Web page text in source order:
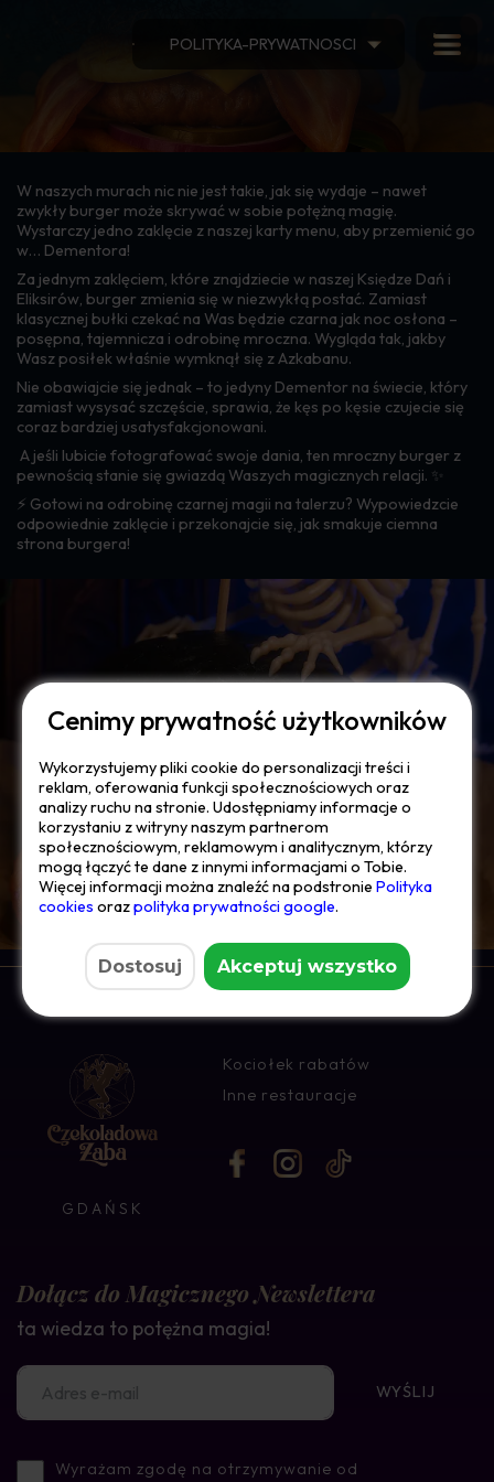
POLITYKA-PRYWATNOSCI
ZMIEŃ BURGERA W DEMENTORA
W naszych murach nic nie jest takie, jak się wydaje – nawet
zwykły burger może skrywać w sobie potężną magię.
Wystarczy jedno zaklęcie z naszej karty menu, aby przemienić go
w… Dementora!
Za jednym zaklęciem, które znajdziecie w naszej Księdze Dań i
Eliksirów, burger zmienia się w niezwykłą postać. Zamiast
klasycznej bułki czekać na Was będzie czarna jak noc osłona –
posępna, tajemnicza i odrobinę mroczna. Wygląda tak, jakby
Wasz posiłek właśnie wymknął się z Azkabanu.
Nie obawiajcie się jednak – to jedyny Dementor na świecie, który
zamiast wysysać szczęście, sprawia, że kęs po kęsie czujecie się
coraz bardziej usatysfakcjonowani.
A jeśli lubicie fotografować swoje dania, ten mroczny burger z
pewnością stanie się gwiazdą Waszych magicznych relacji. ✨
⚡️ Gotowi na odrobinę czarnej magii na talerzu? Wypowiedzcie
odpowiednie zaklęcie i przekonajcie się, jak smakuje ciemna
strona burgera!
Cenimy prywatność użytkowników
Wykorzystujemy pliki cookie do personalizacji treści i
reklam, oferowania funkcji społecznościowych oraz
analizy ruchu na stronie. Udostępniamy informacje o
korzystaniu z witryny naszym partnerom
społecznościowym, reklamowym i analitycznym, którzy
mogą łączyć te dane z innymi informacjami o Tobie.
Więcej informacji można znaleźć na podstronie Polityka
cookies oraz ​polityka prywatności google.
Dostosuj Akceptuj wszystko
GDAŃSK
Kociołek rabatów
Inne restauracje
Dołącz do Magicznego Newslettera
ta wiedza to potężna magia!
WYŚLIJ
Wyrażam zgodę na otrzymywanie od